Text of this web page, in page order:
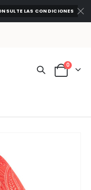
LAS CONDICIONES
Cart
0